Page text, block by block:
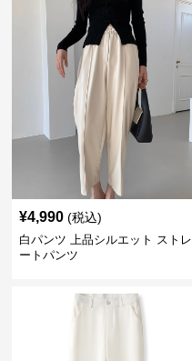
¥4,990 (税込)
白パンツ 上品シルエット ストレ
ートパンツ